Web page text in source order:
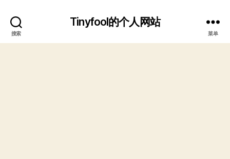
搜索
Tinyfool的个人网站
菜单